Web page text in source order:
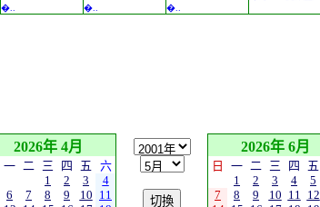
�..
�..
�..
2026年 4月
一 二 三 四 五
六
1
2 3
4
6 7 8 9 10 11
2026年 6月
日 一 二 三 四 五
1
2 3 4 5
7
8 9 10 11 12